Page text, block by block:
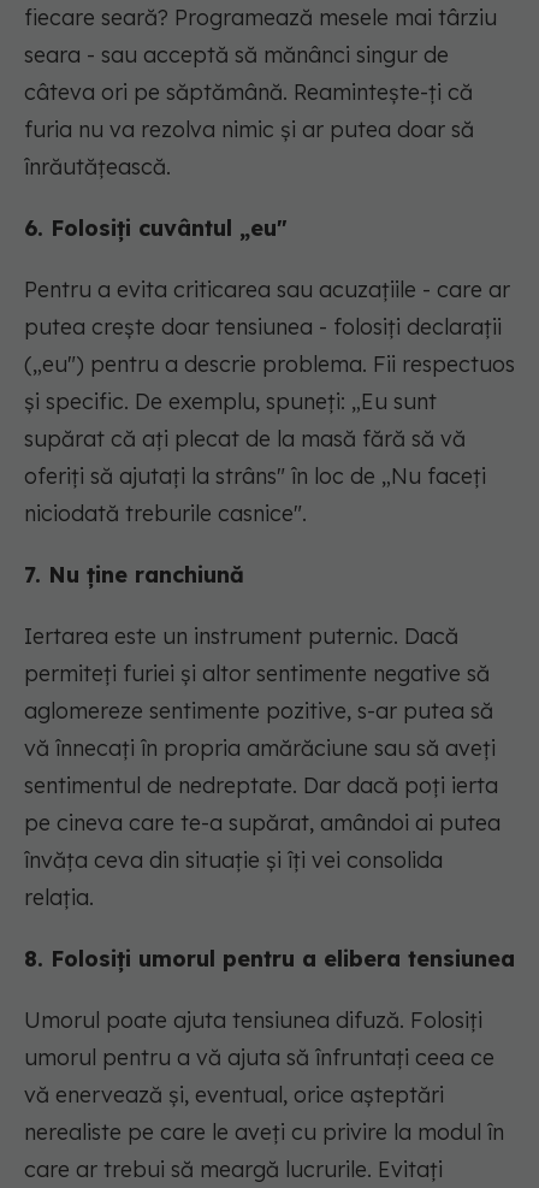
fiecare seară? Programează mesele mai târziu
seara - sau acceptă să mănânci singur de
câteva ori pe săptămână. Reamintește-ți că
furia nu va rezolva nimic și ar putea doar să
înrăutățească.
6. Folosiți cuvântul „eu"
Pentru a evita criticarea sau acuzațiile - care ar
putea crește doar tensiunea - folosiți declarații
(„eu") pentru a descrie problema. Fii respectuos
și specific. De exemplu, spuneți: „Eu sunt
supărat că ați plecat de la masă fără să vă
oferiți să ajutați la strâns" în loc de „Nu faceți
niciodată treburile casnice".
7. Nu ține ranchiună
Iertarea este un instrument puternic. Dacă
permiteți furiei și altor sentimente negative să
aglomereze sentimente pozitive, s-ar putea să
vă înnecați în propria amărăciune sau să aveți
sentimentul de nedreptate. Dar dacă poți ierta
pe cineva care te-a supărat, amândoi ai putea
învăța ceva din situație și îți vei consolida
relația.
8. Folosiți umorul pentru a elibera tensiunea
Umorul poate ajuta tensiunea difuză. Folosiți
umorul pentru a vă ajuta să înfruntați ceea ce
vă enervează și, eventual, orice așteptări
nerealiste pe care le aveți cu privire la modul în
care ar trebui să meargă lucrurile. Evitați